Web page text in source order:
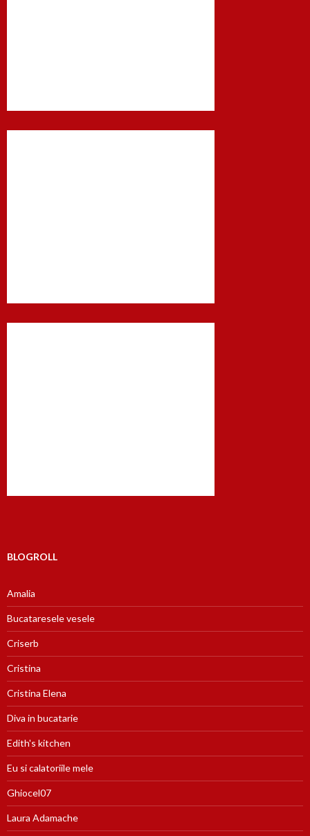
BLOGROLL
Amalia
Bucataresele vesele
Criserb
Cristina
Cristina Elena
Diva in bucatarie
Edith's kitchen
Eu si calatoriile mele
Ghiocel07
Laura Adamache